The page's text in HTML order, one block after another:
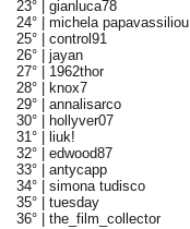
23° | gianluca78
24° | michela papavassiliou
25° | control91
26° | jayan
27° | 1962thor
28° |
knox7
29° | annalisarco
30° |
hollyver07
31° |
liuk!
32° | edwood87
33° | antycapp
34° | simona tudisco
35° | tuesday
36° | the_film_collector